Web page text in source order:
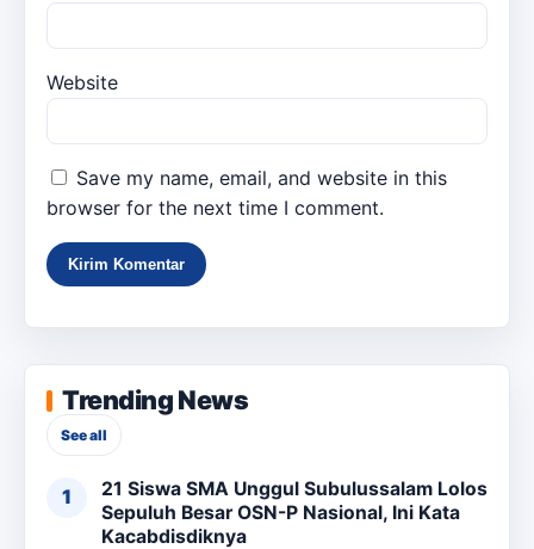
Website
Save my name, email, and website in this
browser for the next time I comment.
Trending News
See all
21 Siswa SMA Unggul Subulussalam Lolos
Sepuluh Besar OSN-P Nasional, Ini Kata
Kacabdisdiknya